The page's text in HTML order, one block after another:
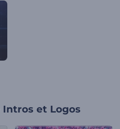
Intros et Logos